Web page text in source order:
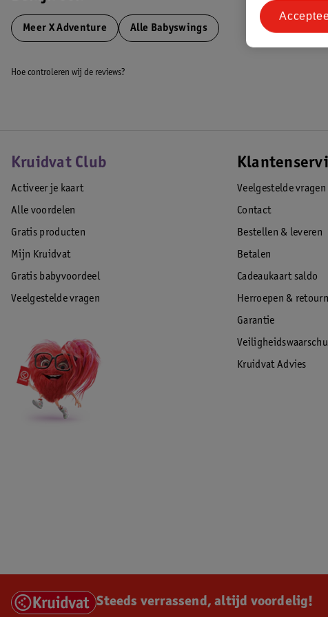
Bekleding is gemakkelijk te verwijderen en te wassen
Verstelbare 5-punts gordel
Vereist 4 C/LR14 (1,5V) batterijen (niet inbegrepen)
Meer X Adventure Alle Babyswings
Hoe controleren wij de reviews?
Kruidvat Club
Activeer je kaart
Alle voordelen
Gratis producten
Mijn Kruidvat
Gratis babyvoordeel
Veelgestelde vragen
Veelgestelde vragen
Contact
Bestellen & leveren
Betalen
Cadeaukaart saldo
Herroepen &
Garantie
Kruidvat Advies
Steeds verrassend, altijd voordelig!